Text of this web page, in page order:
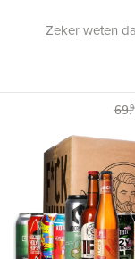
Zeker weten
69.